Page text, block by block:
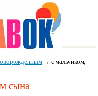
→с мальчиком,
сына